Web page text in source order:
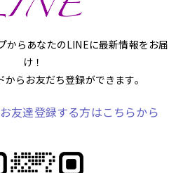
からあなたのLINEに最新情報をお届
け！
からお友だち登録ができます。
友達登録する方はこちらから